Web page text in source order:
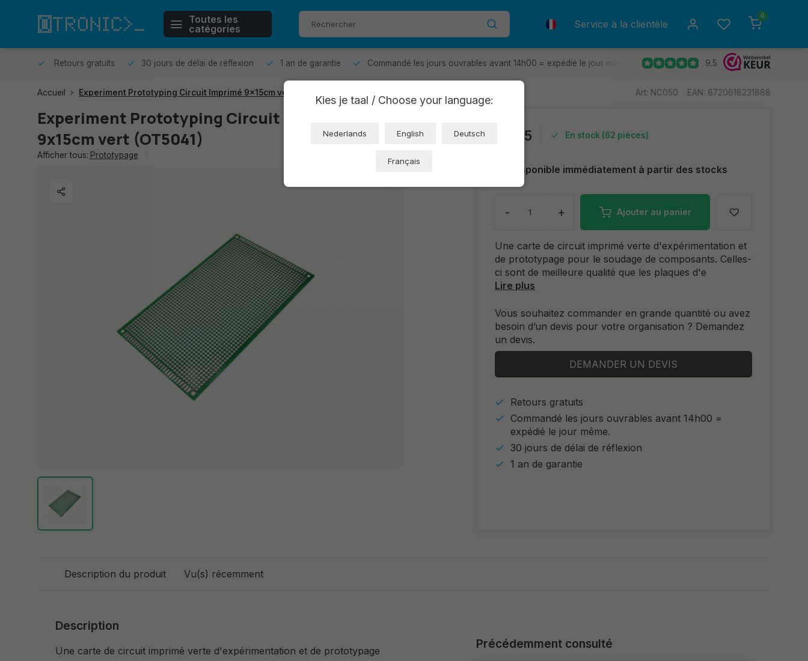
Toutes les
catégories
Service à la clientèle
0
Retours gratuits 30 jours de délai de réflexion 1 an de garantie Commandé les jours ouvrables avant 14h00 = expédié le jour même. Retours gratuits 30 jours de
9.5
Accueil Experiment Prototyping Circuit Imprimé 9x15cm vert Art: NC050 EAN: 8720618231888
Experiment Prototyping Circuit Imprimé
9x15cm vert (OT5041)
Afficher tous: Prototypage
€2,25 En stock (62 pièces)
Disponible immédiatement à partir des stocks
- + Ajouter au panier
Une carte de circuit imprimé verte d'expérimentation et
de prototypage pour le soudage de composants. Celles-
ci sont de meilleure qualité que les plaques d'e
Lire plus
Vous souhaitez commander en grande quantité ou avez
besoin d’un devis pour votre organisation ? Demandez
un devis.
DEMANDER UN DEVIS
Retours gratuits
Commandé les jours ouvrables avant 14h00 =
expédié le jour même.
30 jours de délai de réflexion
1 an de garantie
Description du produit Vu(s) récemment
Description
Une carte de circuit imprimé verte d'expérimentation et de prototypage
Précédemment consulté
Kies je taal / Choose your language:
Nederlands English Deutsch
Français